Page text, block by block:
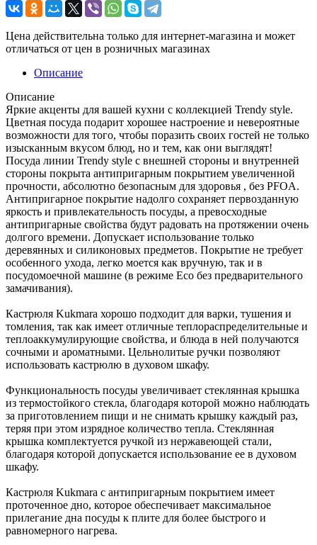
Цена действительна только для интернет-магазина и может
отличаться от цен в розничных магазинах
Описание
Описание
Яркие акценты для вашей кухни с коллекцией Trendy style.
Цветная посуда подарит хорошее настроение и невероятные
возможности для того, чтобы поразить своих гостей не только
изысканным вкусом блюд, но и тем, как они выглядят!
Посуда линии Trendy style с внешней стороны и внутренней
стороны покрыта антипригарным покрытием увеличенной
прочности, абсолютно безопасным для здоровья , без PFOA.
Антипригарное покрытие надолго сохраняет первозданную
яркость и привлекательность посуды, а превосходные
антипригарные свойства будут радовать на протяжении очень
долгого времени. Допускает использование только
деревянных и силиконовых предметов. Покрытие не требует
особенного ухода, легко моется как вручную, так и в
посудомоечной машине (в режиме Eco без предварительного
замачивания).
Кастрюля Kukmara хорошо подходит для варки, тушения и
томления, так как имеет отличные теплораспределительные и
теплоаккумулирующие свойства, и блюда в ней получаются
сочными и ароматными. Цельнолитые ручки позволяют
использовать кастрюлю в духовом шкафу.
Функциональность посуды увеличивает стеклянная крышка
из термостойкого стекла, благодаря которой можно наблюдать
за приготовлением пищи и не снимать крышку каждый раз,
теряя при этом изрядное количество тепла. Стеклянная
крышка комплектуется ручкой из нержавеющей стали,
благодаря которой допускается использование ее в духовом
шкафу.
Кастрюля Kukmara с антипригарным покрытием имеет
проточенное дно, которое обеспечивает максимальное
прилегание дна посуды к плите для более быстрого и
равномерного нагрева.